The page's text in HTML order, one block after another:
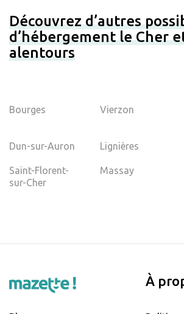
Découvrez d’autres
d’hébergement le Cher
alentours
Bourges Vierzon
Dun-sur-Auron Lignières
Saint-Florent-
sur-Cher
Massay
À